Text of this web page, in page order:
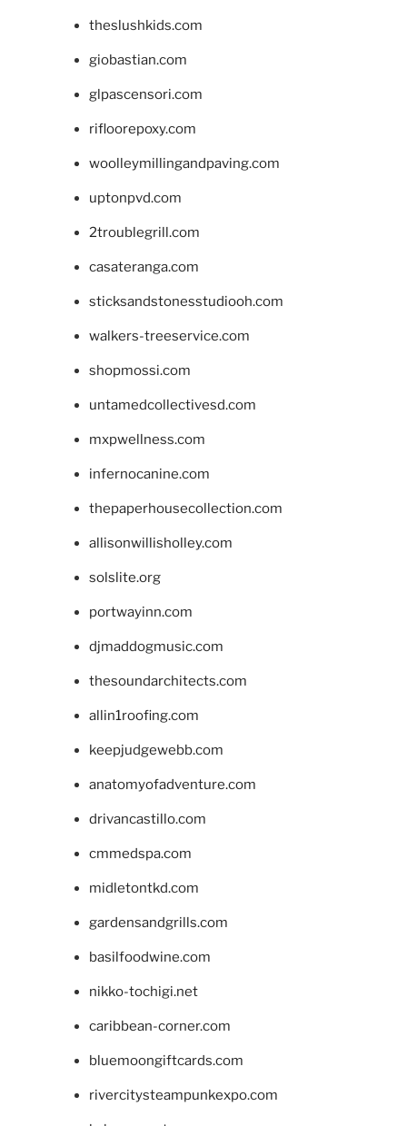
theslushkids.com
giobastian.com
glpascensori.com
rifloorepoxy.com
woolleymillingandpaving.com
uptonpvd.com
2troublegrill.com
casateranga.com
sticksandstonesstudiooh.com
walkers-treeservice.com
shopmossi.com
untamedcollectivesd.com
mxpwellness.com
infernocanine.com
thepaperhousecollection.com
allisonwillisholley.com
solslite.org
portwayinn.com
djmaddogmusic.com
thesoundarchitects.com
allin1roofing.com
keepjudgewebb.com
anatomyofadventure.com
drivancastillo.com
cmmedspa.com
midletontkd.com
gardensandgrills.com
basilfoodwine.com
nikko-tochigi.net
caribbean-corner.com
bluemoongiftcards.com
rivercitysteampunkexpo.com